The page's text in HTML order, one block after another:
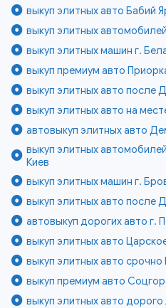
выкуп элитных авто Бабий
выкуп элитных
выкуп элитных машин г.
выкуп премиум авто
выкуп элитных авто после
выкуп элитных авто на
автовыкуп элитных авто
выкуп элитных
Киев
выкуп элитных машин г.
выкуп элитных авто после
автовыкуп дорогих авто г.
выкуп элитных авто
выкуп элитных авто
выкуп премиум авто
выкуп элитных авто дорого